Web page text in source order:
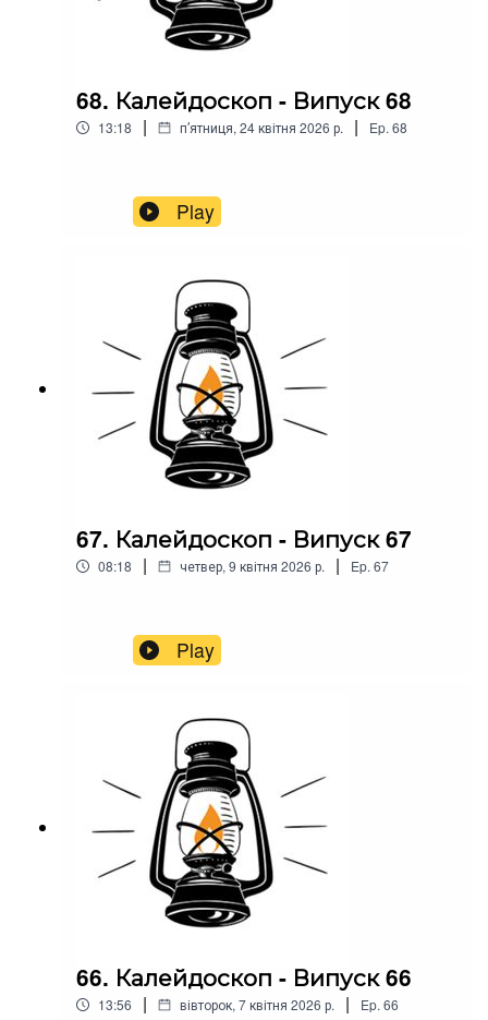
68. Калейдоскоп - Випуск 68
13:18 | пʼятниця, 24 квітня 2026 р. | Ep. 68
Play
67. Калейдоскоп - Випуск 67
08:18 | четвер, 9 квітня 2026 р. | Ep. 67
Play
66. Калейдоскоп - Випуск 66
13:56 | вівторок, 7 квітня 2026 р. | Ep. 66